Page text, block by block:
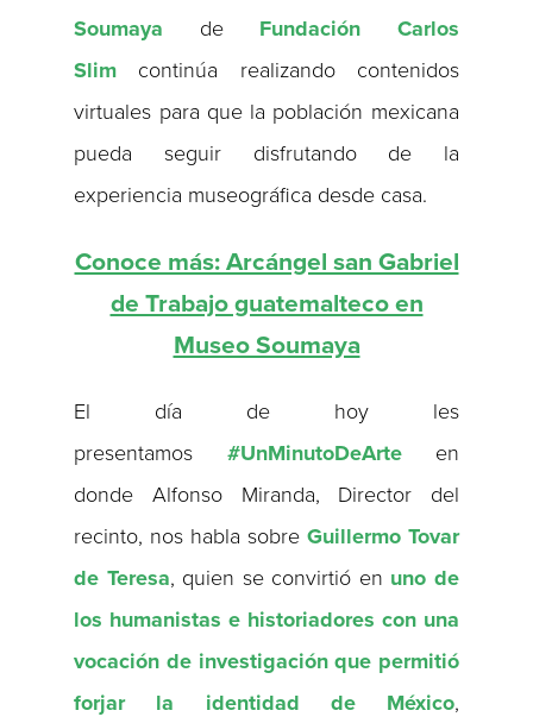
Soumaya de Fundación Carlos
Slim continúa realizando contenidos
virtuales para que la población mexicana
pueda seguir disfrutando de la
experiencia museográfica desde casa.
Conoce más: Arcángel san Gabriel
de Trabajo guatemalteco en
Museo Soumaya
El día de hoy les
presentamos #UnMinutoDeArteen
donde Alfonso Miranda, Director del
recinto, nos habla sobre Guillermo Tovar
de Teresa, quien se convirtió en uno de
los humanistas e historiadores con una
vocación de investigación que permitió
forjar la identidad de México,